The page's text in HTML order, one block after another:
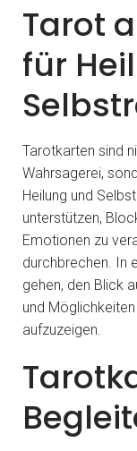
Tarot
für
Tarotkarten sind
Wahrsagerei,
Heilung und
unterstützen,
Emotionen zu
durchbrechen. In
gehen, den Blick
und
aufzuzeigen.